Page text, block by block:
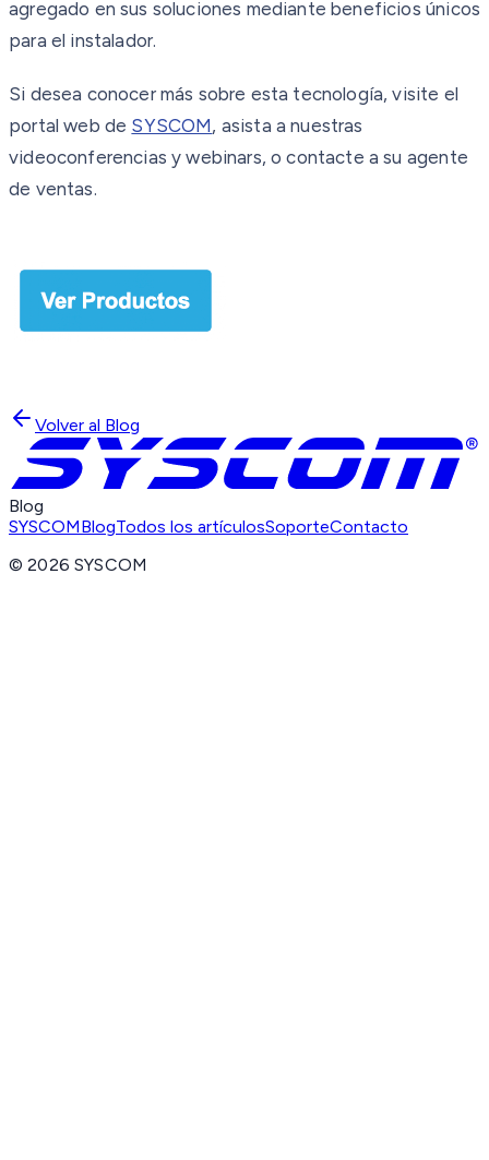
agregado en sus soluciones mediante beneficios únicos
para el instalador.
Si desea conocer más sobre esta tecnología, visite el
portal web de SYSCOM, asista a nuestras
videoconferencias y webinars, o contacte a su agente
de ventas.
Volver al Blog
Blog
SYSCOMBlogTodos los artículosSoporteContacto
©2026 SYSCOM